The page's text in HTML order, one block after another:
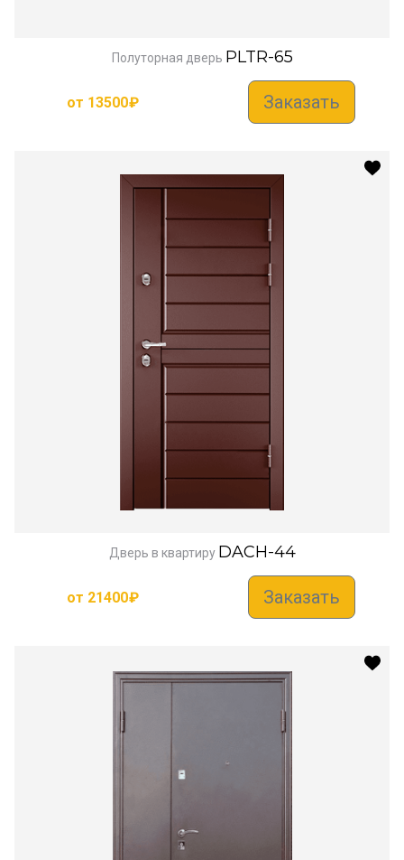
Полуторная дверь PLTR-65
от 13500₽ Заказать
Дверь в квартиру DACH-44
от 21400₽ Заказать